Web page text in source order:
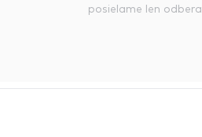
posielame len